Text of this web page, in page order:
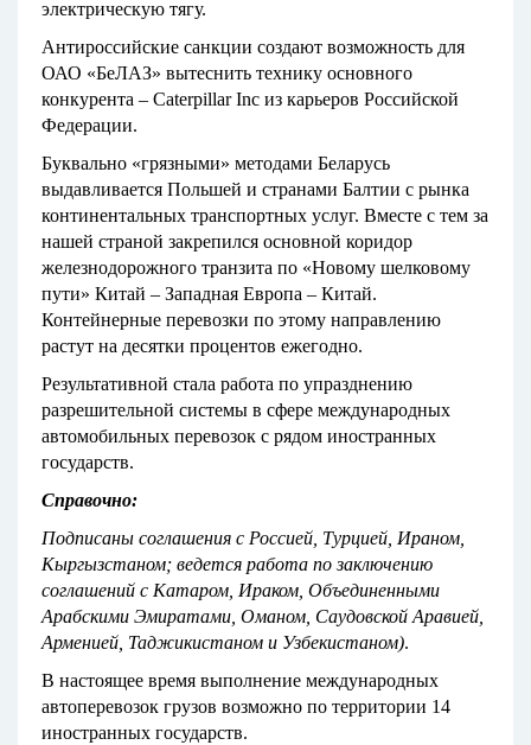
электрическую тягу.
Антироссийские санкции создают возможность для
ОАО «БеЛАЗ» вытеснить технику основного
конкурента – Caterpillar Inc из карьеров Российской
Федерации.
Буквально «грязными» методами Беларусь
выдавливается Польшей и странами Балтии с рынка
континентальных транспортных услуг. Вместе с тем за
нашей страной закрепился основной коридор
железнодорожного транзита по «Новому шелковому
пути» Китай – Западная Европа – Китай.
Контейнерные перевозки по этому направлению
растут на десятки процентов ежегодно.
Результативной стала работа по упразднению
разрешительной системы в сфере международных
автомобильных перевозок с рядом иностранных
государств.
Справочно:
Подписаны соглашения с Россией, Турцией, Ираном,
Кыргызстаном; ведется работа по заключению
соглашений с Катаром, Ираком, Объединенными
Арабскими Эмиратами, Оманом, Саудовской Аравией,
Арменией, Таджикистаном и Узбекистаном).
В настоящее время выполнение международных
автоперевозок грузов возможно по территории 14
иностранных государств.